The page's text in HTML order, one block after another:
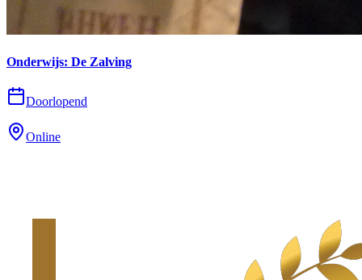
Onderwijs: De Zalving
Doorlopend
Online